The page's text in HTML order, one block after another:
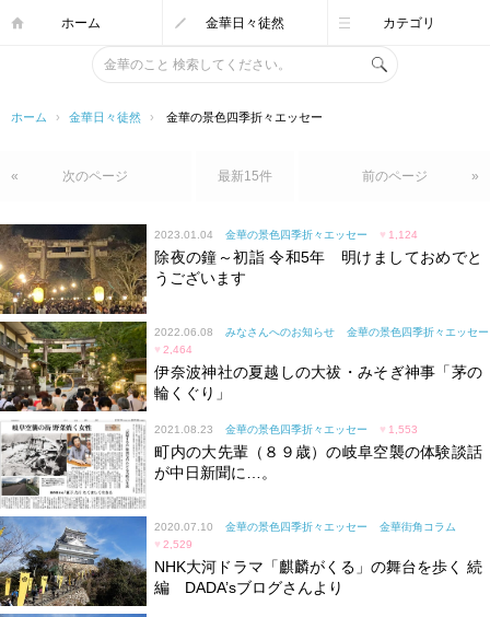
ホーム 金華日々徒然 カテゴリ
ホーム › 金華日々徒然 › 金華の景色四季折々エッセー
次のページ
« 最新15件 前のページ »
2023.01.04 金華の景色四季折々エッセー ♥ 1,124
除夜の鐘～初詣 令和5年 明けましておめでと
うございます
2022.06.08 みなさんへのお知らせ
金華の景色四季折々エッセー
♥ 2,464
伊奈波神社の夏越しの大祓・みそぎ神事「茅の
輪くぐり」
2021.08.23 金華の景色四季折々エッセー ♥ 1,553
町内の大先輩（８９歳）の岐阜空襲の体験談話
が中日新聞に…。
2020.07.10 金華の景色四季折々エッセー
金華街角コラム
♥ 2,529
NHK大河ドラマ「麒麟がくる」の舞台を歩く 続
編 DADA’sブログさんより